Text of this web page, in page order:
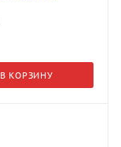
В КОРЗИНУ